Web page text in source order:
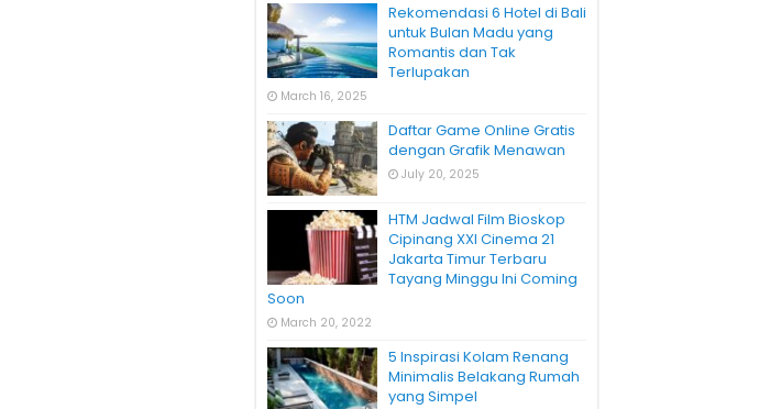
Rekomendasi 6 Hotel di Bali
untuk Bulan Madu yang
Romantis dan Tak
Terlupakan
March 16, 2025
Daftar Game Online Gratis
dengan Grafik Menawan
July 20, 2025
HTM Jadwal Film Bioskop
Cipinang XXI Cinema 21
Jakarta Timur Terbaru
Tayang Minggu Ini Coming
Soon
March 20, 2022
5 Inspirasi Kolam Renang
Minimalis Belakang Rumah
yang Simpel